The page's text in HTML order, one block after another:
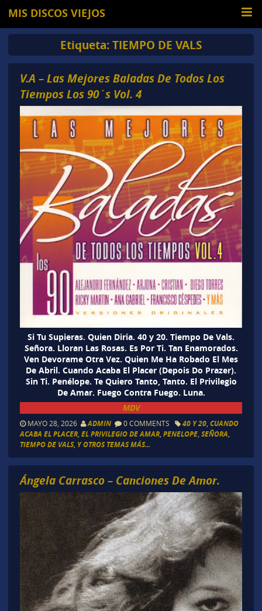
MIS DISCOS VIEJOS
Etiqueta:TIEMPO DE VALS
V.A – Las Mejores Baladas De Todos Los
Tiempos Los 90´s Vol. 4
Si Tu Supieras. Quien Diria. 40 y 20. Tiempo De Vals.
Señora. Lloran Las Rosas. Es Por Ti. Tan Enamorados.
Ven Devorame Otra Vez. Quien Me Ha Robado El Mes
De Abril. Cuando Acaba El Placer (Depois Do Prazer).
Sin Ti. Penélope. Te Quiero Tanto, Tanto. El Privilegio
De Amar. Fuego Contra Fuego. Luna.
MDV
MAYO 28, 2026 ADMIN 0 COMMENTS 40 Y 20, CUANDO
ACABA EL PLACER, EL PRIVILEGIO DE AMAR, PENELOPE, SEÑORA
TIEMPO DE VALS, Y OTROS TEMAS MÁS...
Ángela Carrasco – Canciones De Amor.